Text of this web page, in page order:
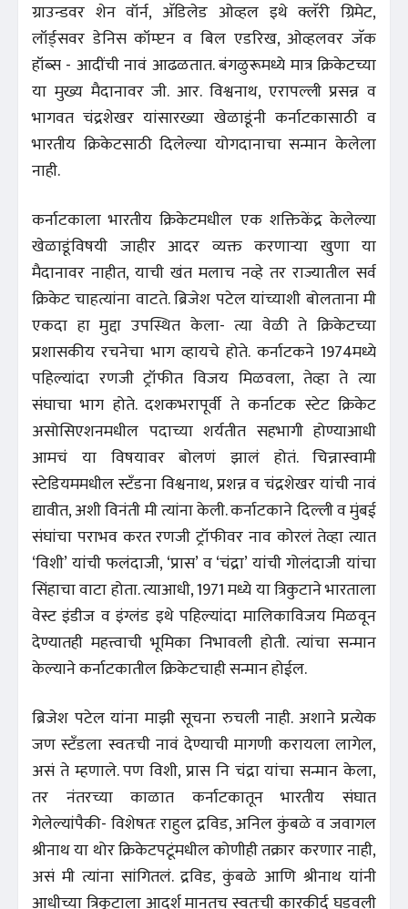
ग्राउन्डवर शेन वॉर्न, अ‍ॅडिलेड ओव्हल इथे क्लॅरी ग्रिमेट,
लॉर्ड्सवर डेनिस कॉम्प्टन व बिल एडरिख, ओव्हलवर जॅक
हॉब्स - आदींची नावं आढळतात. बंगळुरूमध्ये मात्र क्रिकेटच्या
या मुख्य मैदानावर जी. आर. विश्वनाथ, एरापल्ली प्रसन्न व
भागवत चंद्रशेखर यांसारख्या खेळाडूंनी कर्नाटकासाठी व
भारतीय क्रिकेटसाठी दिलेल्या योगदानाचा सन्मान केलेला
नाही.
कर्नाटकाला भारतीय क्रिकेटमधील एक शक्तिकेंद्र केलेल्या
खेळाडूंविषयी जाहीर आदर व्यक्त करणाऱ्या खुणा या
मैदानावर नाहीत, याची खंत मलाच नव्हे तर राज्यातील सर्व
क्रिकेट चाहत्यांना वाटते. ब्रिजेश पटेल यांच्याशी बोलताना मी
एकदा हा मुद्दा उपस्थित केला- त्या वेळी ते क्रिकेटच्या
प्रशासकीय रचनेचा भाग व्हायचे होते. कर्नाटकने 1974मध्ये
पहिल्यांदा रणजी ट्रॉफीत विजय मिळवला, तेव्हा ते त्या
संघाचा भाग होते. दशकभरापूर्वी ते कर्नाटक स्टेट क्रिकेट
असोसिएशनमधील पदाच्या शर्यतीत सहभागी होण्याआधी
आमचं या विषयावर बोलणं झालं होतं. चिन्नास्वामी
स्टेडियममधील स्टँडना विश्वनाथ, प्रशन्न व चंद्रशेखर यांची नावं
द्यावीत, अशी विनंती मी त्यांना केली. कर्नाटकाने दिल्ली व मुंबई
संघांचा पराभव करत रणजी ट्रॉफीवर नाव कोरलं तेव्हा त्यात
‘विशी’ यांची फलंदाजी, ‘प्रास’ व ‘चंद्रा’ यांची गोलंदाजी यांचा
सिंहाचा वाटा होता. त्याआधी, 1971 मध्ये या त्रिकुटाने भारताला
वेस्ट इंडीज व इंग्लंड इथे पहिल्यांदा मालिकाविजय मिळवून
देण्यातही महत्त्वाची भूमिका निभावली होती. त्यांचा सन्मान
केल्याने कर्नाटकातील क्रिकेटचाही सन्मान होईल.
ब्रिजेश पटेल यांना माझी सूचना रुचली नाही. अशाने प्रत्येक
जण स्टँडला स्वतःची नावं देण्याची मागणी करायला लागेल,
असं ते म्हणाले. पण विशी, प्रास नि चंद्रा यांचा सन्मान केला,
तर नंतरच्या काळात कर्नाटकातून भारतीय संघात
गेलेल्यांपैकी- विशेषतः राहुल द्रविड, अनिल कुंबळे व जवागल
श्रीनाथ या थोर क्रिकेटपटूंमधील कोणीही तक्रार करणार नाही,
असं मी त्यांना सांगितलं. द्रविड, कुंबळे आणि श्रीनाथ यांनी